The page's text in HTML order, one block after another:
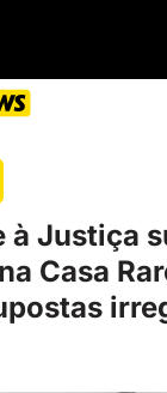
à Justiça
Casa